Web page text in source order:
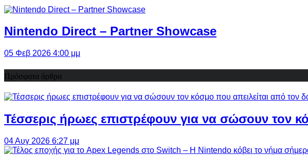
Nintendo Direct – Partner Showcase
05 Φεβ 2026 4:00 μμ
Πρόσφατα άρθρα
Τέσσερις ήρωες επιστρέφουν για να σώσουν τον
04 Αυγ 2026 6:27 μμ